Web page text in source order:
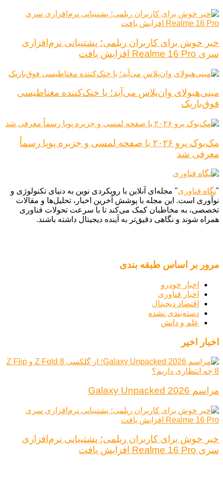
خبر خوش برای کاربران ریلمی؛ پشتیبانی نرم‌افزاری
سری Realme 16 Pro افزایش یافت
مینی‌هیولای وان‌پلاس می‌آید؛ با خنک‌کننده مغناطیسی
فوق‌باریک
مک‌بوک پرو ۲۰۲۶ با صفحه لمسی و جزیره پویا رسماً
معرفی شد
"نگاه فناوری" مجله‌ای آنلاین با رویکردی نوین به دنیای تکنولوژی و
نوآوری است. این مجله با پوشش آخرین اخبار، تحلیل‌ها و مقالات
تخصصی، به مخاطبان کمک می‌کند تا با سرعت تحولات فناوری
همراه شوند و نگاهی دقیق‌تر به آینده دیجیتال داشته باشند.
مرور بر اساس طبقه بندی
اخبار خودرو
اخبار فناوری
اقتصاد دیجیتال
دسته‌بندی نشده
علم و دانش
اخبار اخیر
مراسم Galaxy Unpacked 2026
خبر خوش برای کاربران ریلمی؛ پشتیبانی نرم‌افزاری
سری Realme 16 Pro افزایش یافت